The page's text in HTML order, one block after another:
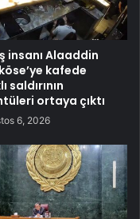
insanı Alaaddin
kafede
saldırının
ortaya çıktı
6, 2026